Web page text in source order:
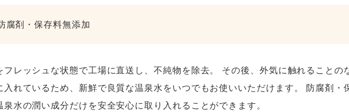
腐剤・保存料無添加
フレッシュな状態で工場に直送し、不純物を除去。 その後、外気に触れることの
入れているため、新鮮で良質な温泉水をいつでもお使いいただけます。 防腐剤・
泉水の潤い成分だけを安全安心に取り入れることができます。